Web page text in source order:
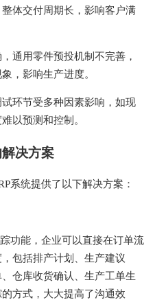
体交付周期长，影响客户满
通用零件预投机制不完善，
，影响生产进度。
环节受多种因素影响，如现
以预测和控制。
决方案
系统提供了以下解决方案：
功能，企业可以直接在订单流
包括排产计划、生产建议
仓库收货确认、生产工单生
方式，大大提高了沟通效